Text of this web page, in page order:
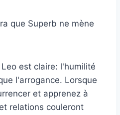
que Superb ne mène
est claire: l'humilité
l'arrogance. Lorsque
et apprenez à
relations couleront